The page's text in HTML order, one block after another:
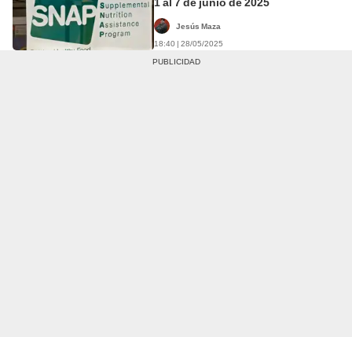
Jesús Maza
18:40 | 28/05/2025